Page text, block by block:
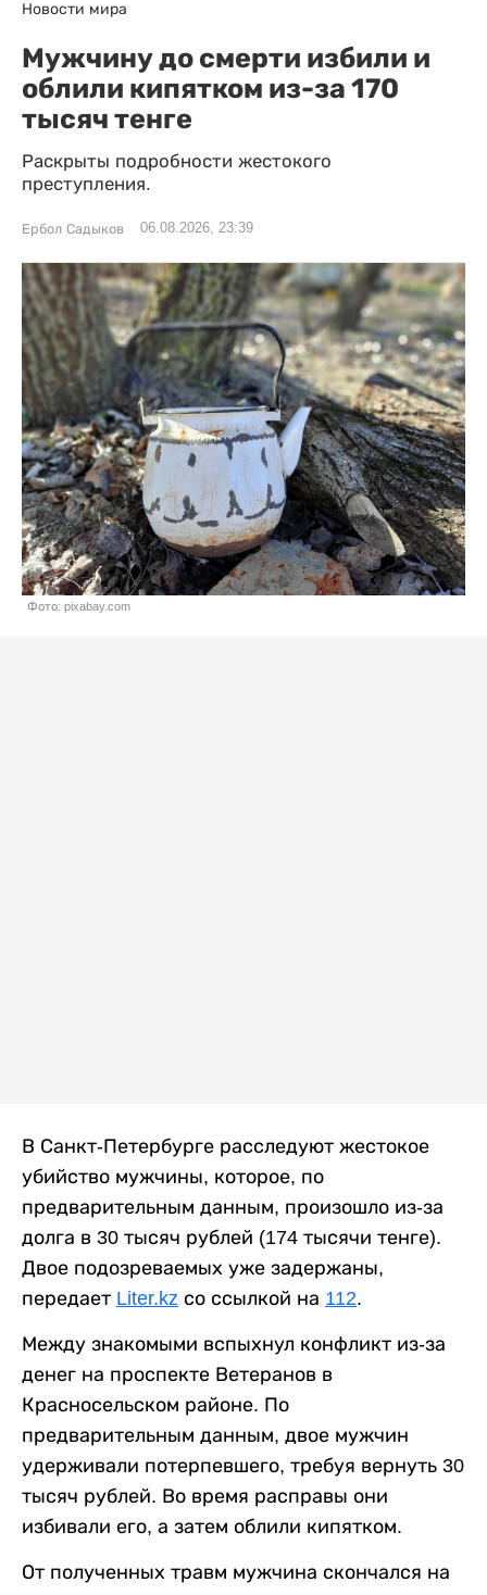
Новости мира
Мужчину до смерти избили и
облили кипятком из-за 170
тысяч тенге
Раскрыты подробности жестокого
преступления.
Ербол Садыков 06.08.2026, 23:39
Фото: pixabay.com
В Санкт-Петербурге расследуют жестокое
убийство мужчины, которое, по
предварительным данным, произошло из-за
долга в 30 тысяч рублей (174 тысячи тенге).
Двое подозреваемых уже задержаны,
передает Liter.kz со ссылкой на 112.
Между знакомыми вспыхнул конфликт из-за
денег на проспекте Ветеранов в
Красносельском районе. По
предварительным данным, двое мужчин
удерживали потерпевшего, требуя вернуть 30
тысяч рублей. Во время расправы они
избивали его, а затем облили кипятком.
От полученных травм мужчина скончался на